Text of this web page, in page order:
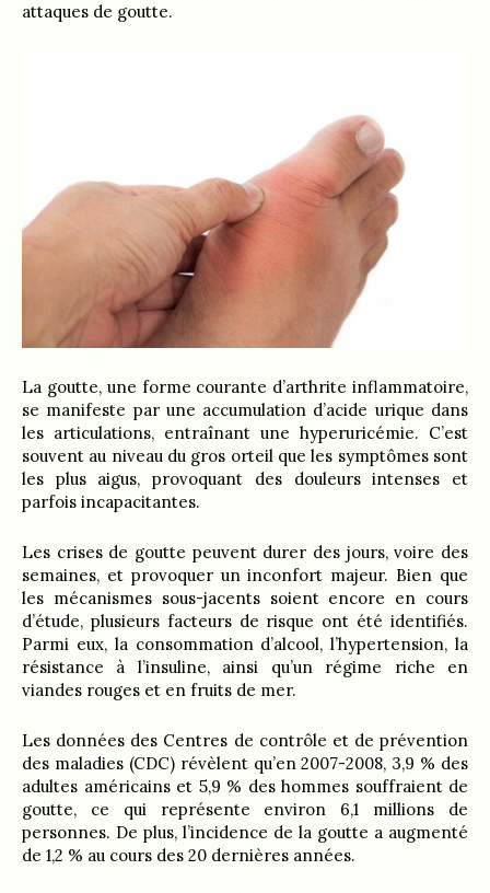
attaques de goutte.
La goutte, une forme courante d’arthrite inflammatoire,
se manifeste par une accumulation d’acide urique dans
les articulations, entraînant une hyperuricémie. C’est
souvent au niveau du gros orteil que les symptômes sont
les plus aigus, provoquant des douleurs intenses et
parfois incapacitantes.
Les crises de goutte peuvent durer des jours, voire des
semaines, et provoquer un inconfort majeur. Bien que
les mécanismes sous-jacents soient encore en cours
d’étude, plusieurs facteurs de risque ont été identifiés.
Parmi eux, la consommation d’alcool, l’hypertension, la
résistance à l’insuline, ainsi qu’un régime riche en
viandes rouges et en fruits de mer.
Les données des Centres de contrôle et de prévention
des maladies (CDC) révèlent qu’en 2007-2008, 3,9 % des
adultes américains et 5,9 % des hommes souffraient de
goutte, ce qui représente environ 6,1 millions de
personnes. De plus, l’incidence de la goutte a augmenté
de 1,2 % au cours des 20 dernières années.